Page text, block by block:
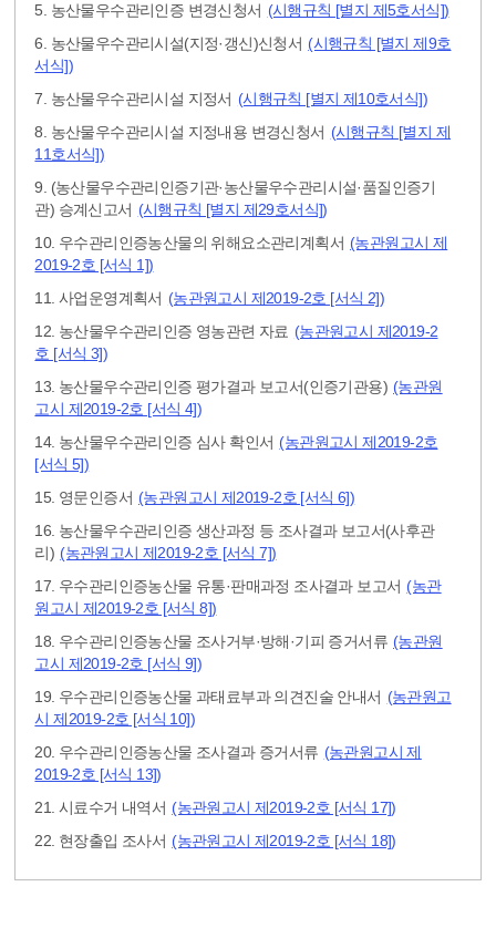
5. 농산물우수관리인증 변경신청서 (시행규칙 [별지 제5호서식])
6. 농산물우수관리시설(지정·갱신)신청서 (시행규칙 [별지 제9호
서식])
7. 농산물우수관리시설 지정서 (시행규칙 [별지 제10호서식])
8. 농산물우수관리시설 지정내용 변경신청서 (시행규칙 [별지 제
11호서식])
9. (농산물우수관리인증기관·농산물우수관리시설·품질인증기
관) 승계신고서 (시행규칙 [별지 제29호서식])
10. 우수관리인증농산물의 위해요소관리계획서 (농관원고시 제
2019-2호 [서식 1])
11. 사업운영계획서 (농관원고시 제2019-2호 [서식 2])
12. 농산물우수관리인증 영농관련 자료 (농관원고시 제2019-2
호 [서식 3])
13. 농산물우수관리인증 평가결과 보고서(인증기관용) (농관원
고시 제2019-2호 [서식 4])
14. 농산물우수관리인증 심사 확인서 (농관원고시 제2019-2호
[서식 5])
15. 영문인증서 (농관원고시 제2019-2호 [서식 6])
16. 농산물우수관리인증 생산과정 등 조사결과 보고서(사후관
리) (농관원고시 제2019-2호 [서식 7])
17. 우수관리인증농산물 유통·판매과정 조사결과 보고서 (농관
원고시 제2019-2호 [서식 8])
18. 우수관리인증농산물 조사거부·방해·기피 증거서류 (농관원
고시 제2019-2호 [서식 9])
19. 우수관리인증농산물 과태료부과 의견진술 안내서 (농관원고
시 제2019-2호 [서식 10])
20. 우수관리인증농산물 조사결과 증거서류 (농관원고시 제
2019-2호 [서식 13])
21. 시료수거 내역서 (농관원고시 제2019-2호 [서식 17])
22. 현장출입 조사서 (농관원고시 제2019-2호 [서식 18])